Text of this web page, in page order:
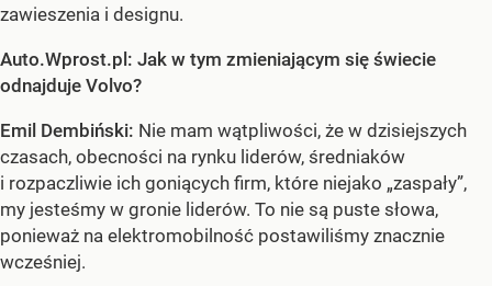
zawieszenia i designu.
Auto.Wprost.pl: Jak w tym zmieniającym się świecie
odnajduje Volvo?
Emil Dembiński: Nie mam wątpliwości, że w dzisiejszych
czasach, obecności na rynku liderów, średniaków
i rozpaczliwie ich goniących firm, które niejako „zaspały”,
my jesteśmy w gronie liderów. To nie są puste słowa,
ponieważ na elektromobilność postawiliśmy znacznie
wcześniej.